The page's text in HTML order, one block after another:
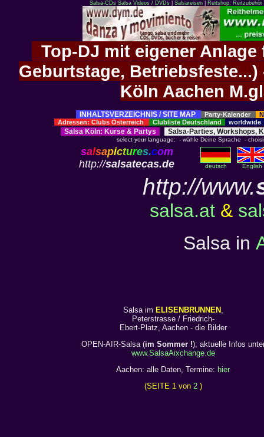
Salsa-CDs Salsa Videos / DVDs| Salsareisen| Reitshop:
Top-DJ mit eigener
Geburtstage,
Köln Aachen
INHALTSVERZEICHNIS / SITE MAP Party-Kalender
Adressen: Clubs Österreich
Clubliste Deutschland worldwide
Salsa Köln: Kurse& Partys Salsa-Parties, Workshops,
select your language: - wähle Deine Sprache -
salsapictures.com
http://salsatecas.de deutsch English
http://www.
salsa.at&
Salsa in
Salsa im ELISENBRUNNEN ,
Peterstrasse / Friedrich-
Ebert-Platz, Aachen - die Bilder
OPEN-AIR-Salsa (im Sommer !); aktuelle Infos
www.SalsaAixchange.de
Aachen: alle Daten, Termine: hier
(SEITE 1 von 2)